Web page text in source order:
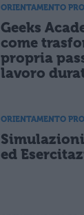
ORIENTAMENTO
Geeks
come
propria
lavoro
ORIENTAMENTO
ed